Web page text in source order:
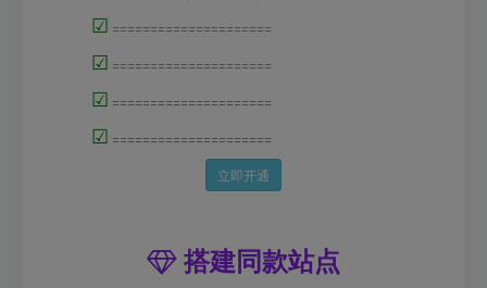
☑ =====================
☑ =====================
☑ =====================
☑ =====================
立即开通
搭建同款站点